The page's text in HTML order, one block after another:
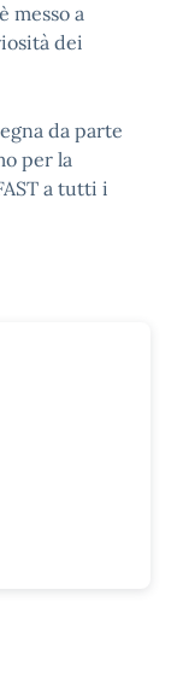
messo a
dei
da parte
per la
a tutti i